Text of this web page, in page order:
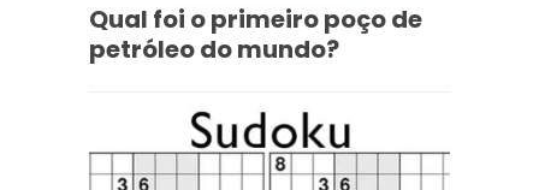
Qual foi o primeiro poço de
petróleo do mundo?